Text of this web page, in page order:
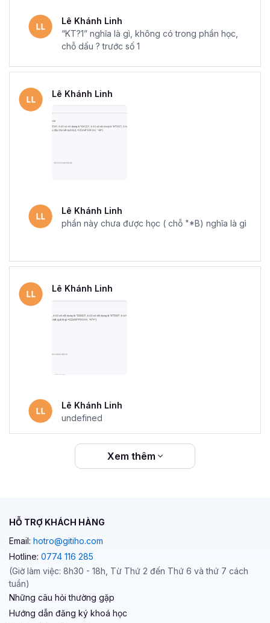
Mẫu chứng chỉ Excel sau khi hoàn thành khóa học tại Gitiho
Gitiho, sẽ giúp bạn làm việc linh hoạt hơn, mở ra cơ hội
nhận những ưu đãi tuyệt vời từ Gitiho nhé.
Lê Khánh Linh
“KT?1” nghĩa là gì, không có trong phần học,
chỗ dấu ? trước số 1
Lê Khánh Linh
Lê Khánh Linh
phần này chưa được học ( chỗ "*B) nghĩa là gì
Lê Khánh Linh
Lê Khánh Linh
undefined
Xem thêm
HỖ TRỢ KHÁCH HÀNG
Email: hotro@gitiho.com
Hotline: 0774 116 285
(Giờ làm việc: 8h30 - 18h, Từ Thứ 2 đến Thứ 6 và thứ 7 cách
tuần)
Những câu hỏi thường gặp
Hướng dẫn đăng ký khoá học